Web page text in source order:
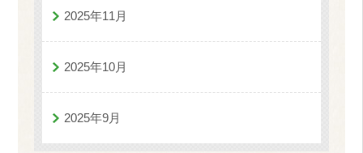
2025年11月
2025年10月
2025年9月